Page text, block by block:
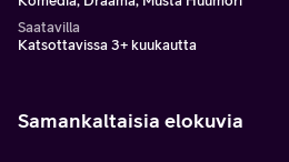
Saatavilla
Katsottavissa 3+ kuukautta
Samankaltaisia elokuvia